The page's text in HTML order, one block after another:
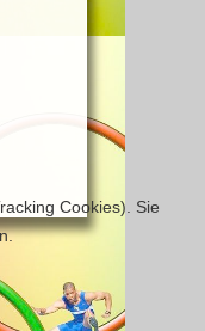
Cookies). Sie